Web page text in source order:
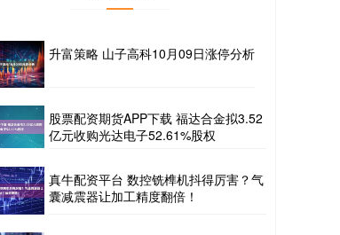
升富策略 山子高科10月09日涨停分析
股票配资期货APP下载 福达合金拟3.52
亿元收购光达电子52.61%股权
真牛配资平台 数控铣榫机抖得厉害？气
囊减震器让加工精度翻倍！